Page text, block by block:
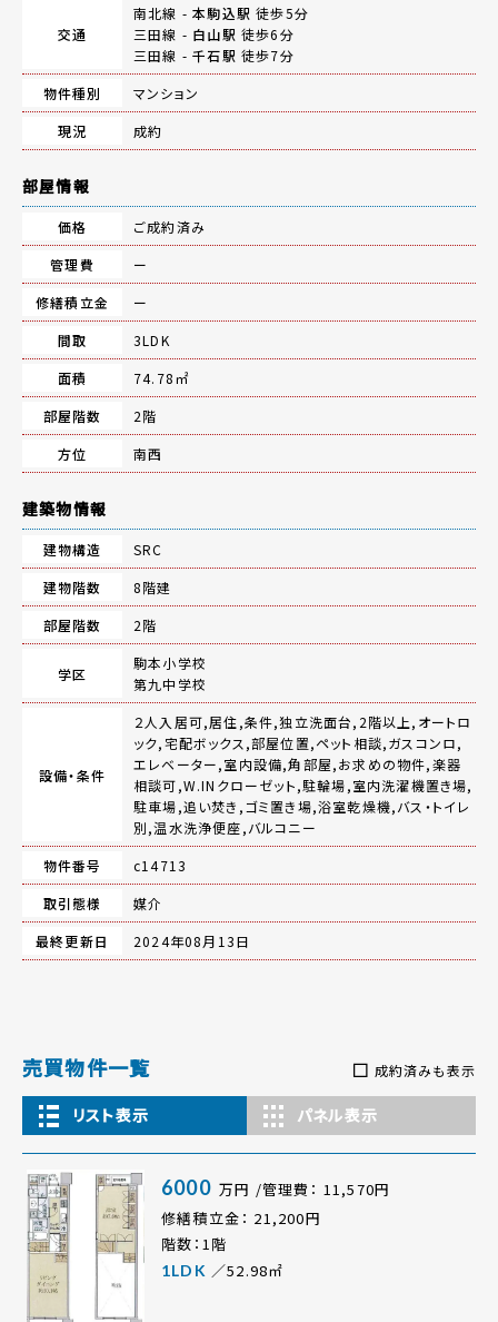
交通
南北線 -本駒込駅 徒歩5分
三田線 - 白山駅 徒歩6分
三田線 -千石駅 徒歩7分
物件種別
マンション
現況
成約
部屋情報
価格
ご成約済み
管理費
ー
修繕積立金
ー
間取
3LDK
面積
74.78㎡
部屋階数
2階
方位
南西
建築物情報
建物構造
SRC
建物階数
8階建
部屋階数
2階
学区
駒本小学校
第九中学校
設備・条件
２人入居可,居住,条件,独立洗面台,2階以上,オートロ
ック,宅配ボックス,部屋位置,ペット相談,ガスコンロ,
エレベーター,室内設備,角部屋,お求めの物件,楽器
相談可,W.INクローゼット,駐輪場,室内洗濯機置き場,
駐車場,追い焚き,ゴミ置き場,浴室乾燥機,バス・トイレ
別,温水洗浄便座,バルコニー
物件番号
c14713
取引態様
媒介
最終更新日
2024年08月13日
売買物件一覧 成約済みも表示
リスト表示 パネル表示
6000 万円 /管理費： 11,570円
修繕積立金： 21,200円
階数：1階
1LDK ／52.98㎡